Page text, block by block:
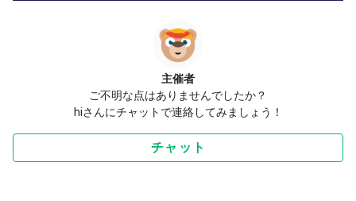
主催者
ご不明な点はありませんでしたか？
hiさんにチャットで連絡してみましょう！
チャット